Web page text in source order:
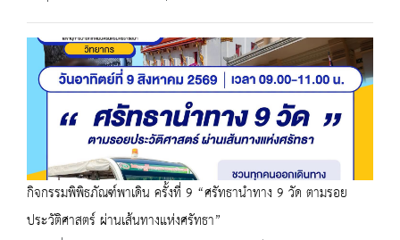
กิจกรรมพิพิธภัณฑ์พาเดิน ครั้งที่ 9 “ศรัทธานำทาง 9 วัด ตามรอย
ประวัติศาสตร์ ผ่านเส้นทางแห่งศรัทธา”